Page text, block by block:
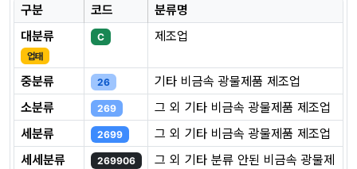
구분 코드
분류명
대분류
업태
C 제조업
중분류 26
기타 비금속 광물제품 제조업
소분류
269
그 외 기타 비금속 광물제품 제조업
세분류
2699
그 외 기타 비금속 광물제품 제조업
세세분류
269906
그 외 기타 분류 안된 비금속 광물제